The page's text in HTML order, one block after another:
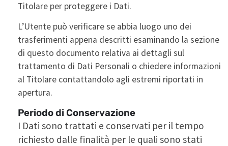
Titolare per proteggere i Dati.
L’Utente può verificare se abbia luogo uno dei
trasferimenti appena descritti esaminando la sezione
di questo documento relativa ai dettagli sul
trattamento di Dati Personali o chiedere informazioni
al Titolare contattandolo agli estremi riportati in
apertura.
Periodo di Conservazione
I Dati sono trattati e conservati per il tempo
richiesto dalle finalità per le quali sono stati